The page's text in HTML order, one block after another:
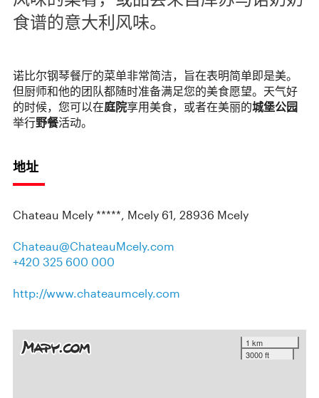
食谱的意大利风味。
诺比尔钢琴餐厅的菜单非常简洁，旨在表明简单即是美。
但厨师和他的团队都随时准备满足您的美食愿望。天气好
的时候，您可以在庭院享用美食，或者在美丽的城堡公园
举行野餐活动。
地址
Chateau Mcely *****, Mcely 61, 28936 Mcely
Chateau@ChateauMcely.com
+420 325 600 000
http://www.chateaumcely.com
1 km
3000 ft